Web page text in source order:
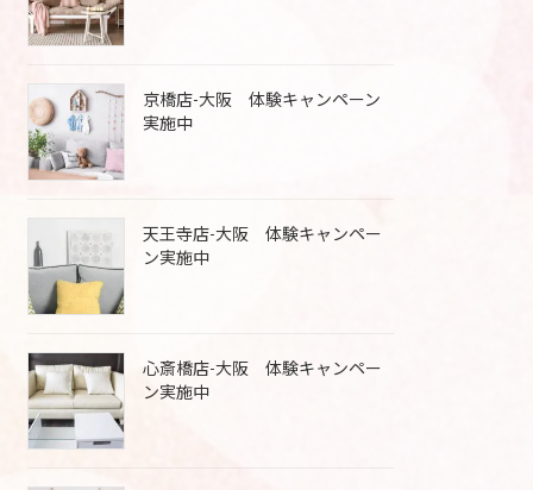
京橋店-大阪 体験キャンペーン
実施中
天王寺店-大阪 体験キャンペー
ン実施中
心斎橋店-大阪 体験キャンペー
ン実施中